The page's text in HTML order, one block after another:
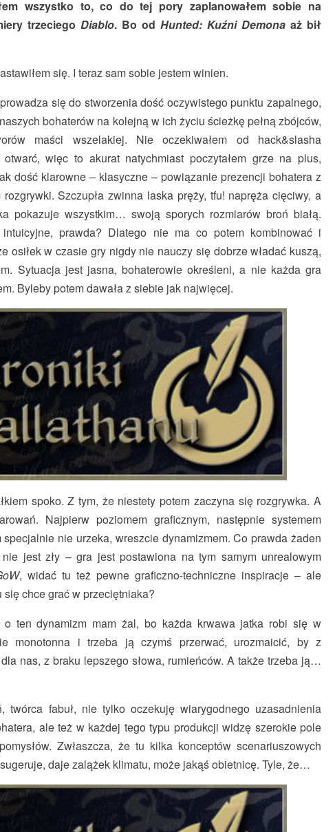
wszystko to, co do tej pory zaplanowałem sobie na
trzeciego Diablo. Bo od Hunted: Kuźni Demona aż bił
się. I teraz sam sobie jestem winien.
się do stworzenia dość oczywistego punktu zapalnego,
bohaterów na kolejną w ich życiu ścieżkę pełną zbójców,
maści wszelakiej. Nie oczekiwałem od hack&slasha
otwarć, więc to akurat natychmiast poczytałem grze na plus,
dość klarowne – klasyczne – powiązanie prezencji bohatera z
rozgrywki. Szczupła zwinna laska pręży, tfu! napręża cięciwy, a
pokazuje wszystkim… swoją sporych rozmiarów broń białą.
prawda? Dlatego nie ma co potem kombinować i
osiłek w czasie gry nigdy nie nauczy się dobrze władać kuszą,
Sytuacja jest jasna, bohaterowie określeni, a nie każda gra
Byleby potem dawała z siebie jak najwięcej.
spoko. Z tym, że niestety potem zaczyna się rozgrywka. A
Najpierw poziomem graficznym, następnie systemem
nie urzeka, wreszcie dynamizmem. Co prawda żaden
jest zły – gra jest postawiona na tym samym unrealowym
, widać tu też pewne graficzno-techniczne inspiracje – ale
się chce grać w przeciętniaka?
o ten dynamizm mam żal, bo każda krwawa jatka robi się w
monotonna i trzeba ją czymś przerwać, urozmaicić, by z
nas, z braku lepszego słowa, rumieńców. A także trzeba ją…
twórca fabuł, nie tylko oczekuję wiarygodnego uzasadnienia
ale też w każdej tego typu produkcji widzę szerokie pole
Zwłaszcza, że tu kilka konceptów scenariuszowych
daje zalążek klimatu, może jakąś obietnicę. Tyle, że…